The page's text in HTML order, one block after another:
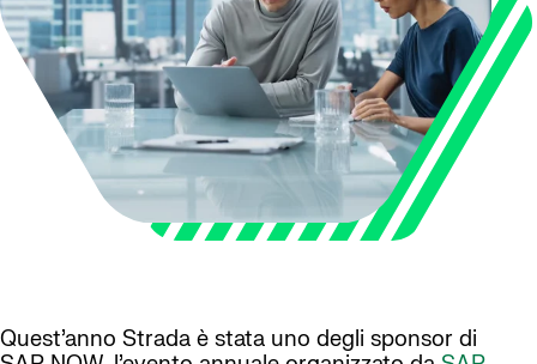
Quest’anno Strada è stata uno degli sponsor di